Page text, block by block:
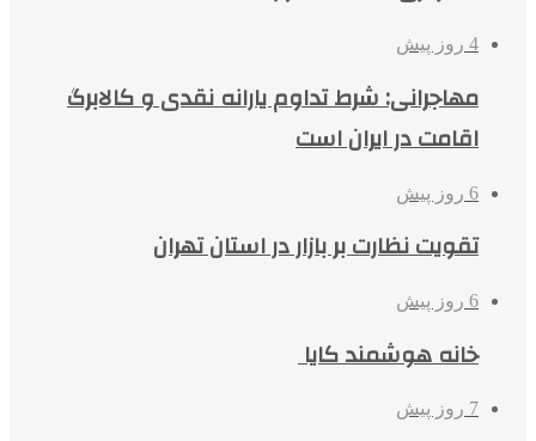
4 روز پیش
مهاجرانی: شرط تداوم یارانه نقدی و کالابرگ
اقامت در ایران است
6 روز پیش
تقویت نظارت بر بازار در استان تهران
6 روز پیش
خانه هوشمند کایا
7 روز پیش